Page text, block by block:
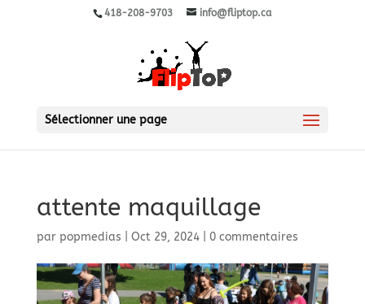
418-208-9703 info@fliptop.ca
Sélectionner une page
attente maquillage
par popmedias Oct 29, 2024| 0 commentaires